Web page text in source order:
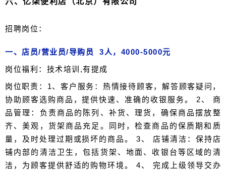
招聘岗位：
一、店员/营业员/导购员 3人，4000-5000元
岗位福利：技术培训,有提成
岗位职责：1、客户服务：热情接待顾客，解答顾客疑问，
协助顾客选购商品，提供快速、准确的收银服务。 2、 商
品管理：负责商品的陈列、补货、理货，确保商品摆放整
齐、美观，货架商品充足。同时，检查商品的保质期和质
量，及时处理过期或损坏的商品。 3、 店铺清洁：保持店
铺内部的清洁卫生，包括货架、地面、收银台等区域的清
洁，为顾客提供舒适的购物环境。 4、 完成上级领导交办